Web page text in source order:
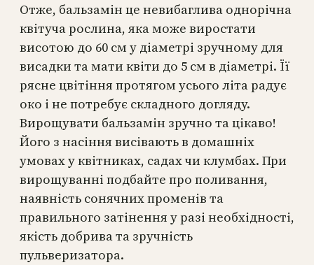
Отже, бальзамін це невибаглива однорічна
квітуча рослина, яка може виростати
висотою до 60 см у діаметрі зручному для
висадки та мати квіти до 5 см в діаметрі. Її
рясне цвітіння протягом усього літа радує
око і не потребує складного догляду.
Вирощувати бальзамін зручно та цікаво!
Його з насіння висівають в домашніх
умовах у квітниках, садах чи клумбах. При
вирощуванні подбайте про поливання,
наявність сонячних променів та
правильного затінення у разі необхідності,
якість добрива та зручність
пульверизатора.